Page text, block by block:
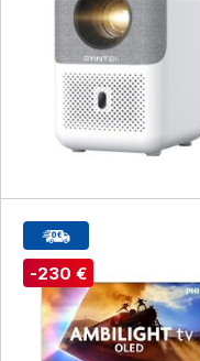
-230 €